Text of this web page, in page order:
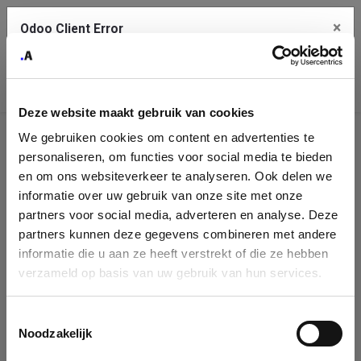
Deze website maakt gebruik van cookies
We gebruiken cookies om content en advertenties te
personaliseren, om functies voor social media te bieden
en om ons websiteverkeer te analyseren. Ook delen we
informatie over uw gebruik van onze site met onze
partners voor social media, adverteren en analyse. Deze
partners kunnen deze gegevens combineren met andere
informatie die u aan ze heeft verstrekt of die ze hebben
verzameld op basis van uw gebruik van hun services.
Noodzakelijk
Company
Identification
Please fill in your company details
You can search a company in our database by name, VAT or
enterprise ID. When a company is selected it will auto-complete the
form. If you don't find your company in our database, you can create
Odoo Client Error ×
service.
See details
Ok